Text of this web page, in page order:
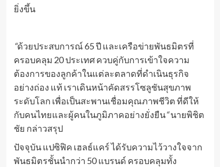
ยิ่งขึ้น
“ด้วยประสบการณ์ 65 ปี และเครือข่ายพันธมิตรที่
ครอบคลุม 20 ประเทศ ควบคู่กับการเข้าใจความ
ต้องการของลูกค้าในแต่ละตลาดที่ดำเนินธุรกิจ
อย่างถ่อง แท้ เราเดินหน้าคัดสรรโซลูชันสุขภาพ
ระดับโลก เพื่อเป็นสะพานเชื่อมคุณภาพชีวิต ที่ดีให้
กับคนไทยและผู้คนในภูมิภาคอย่างยั่งยืน“นายพิชิต
ชัย กล่าวสรุป
ปัจจุบัน แปซิฟิค เฮลธ์แคร์ ได้รับความไว้วางใจจาก
พันธมิตรชั้นนำกว่า 50 แบรนด์ ครอบคลุมทั้ง